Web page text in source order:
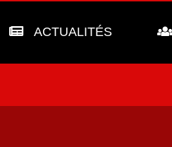
ACTUALITÉS